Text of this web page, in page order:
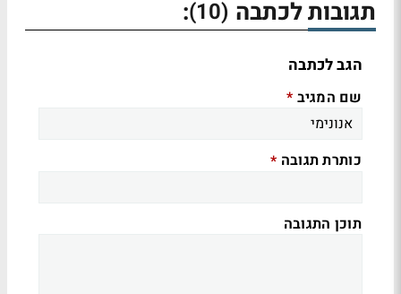
תגובות לכתבה (10)
:
הגב לכתבה
שם המגיב *
כותרת תגובה *
תוכן התגובה